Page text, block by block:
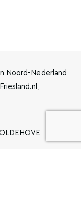
Noord-Nederland